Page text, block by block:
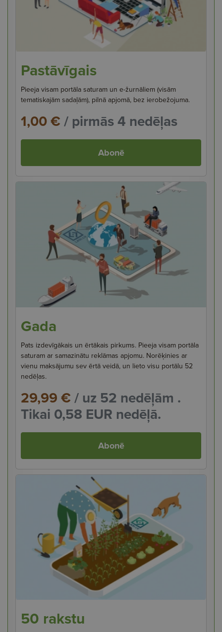
Pastāvīgais
Pieeja visam portāla saturam un e-žurnāliem (visām
tematiskajām sadaļām), pilnā apjomā, bez ierobežojuma.
1,00 €/ pirmās 4 nedēļas
Abonē
Gada
Pats izdevīgākais un ērtākais pirkums. Pieeja visam portāla
saturam ar samazinātu reklāmas apjomu. Norēķinies ar
vienu maksājumu sev ērtā veidā, un lieto visu portālu 52
nedēļas.
29,99 €/ uz 52 nedēļām .
Tikai 0,58 EUR nedēļā.
Abonē
50 rakstu